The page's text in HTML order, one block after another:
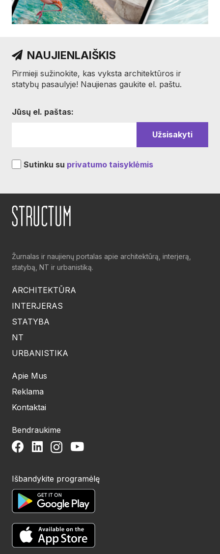
NAUJIENLAIŠKIS
Pirmieji sužinokite, kas vyksta architektūros ir
statybų pasaulyje! Naujienas gaukite el. paštu.
Jūsų el. paštas:
Sutinku su privatumo taisyklėmis
Žurnalas ir naujienų portalas apie architektūrą, interjerą,
statybą, NT ir urbanistiką.
ARCHITEKTŪRA
INTERJERAS
STATYBA
NT
URBANISTIKA
Apie Mus
Reklama
Kontaktai
Bendraukime
Išbandykite programėlę